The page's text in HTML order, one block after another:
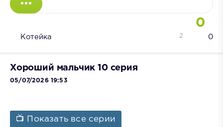
0
Котейка 0
2
Хороший мальчик 10 серия
05/07/2026 19:53
📺 Показать все серии